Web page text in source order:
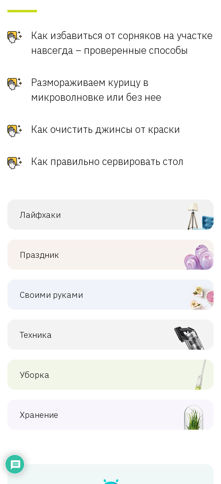
Как избавиться от сорняков на участке
навсегда – проверенные способы
Размораживаем курицу в
микроволновке или без нее
Как очистить джинсы от краски
Как правильно сервировать стол
Лайфхаки
Праздник
Своими руками
Техника
Уборка
Хранение